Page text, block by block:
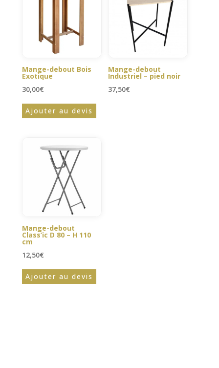
Mange-debout Bois
Exotique
30,00€
Ajouter au devis
Mange-debout
Industriel – pied noir
37,50€
Mange-debout
Class’ic D 80 – H 110
cm
12,50€
Ajouter au devis